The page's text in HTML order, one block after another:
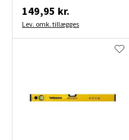
149,95 kr.
Lev. omk. tillægges